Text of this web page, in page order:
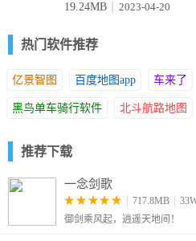
19.24MB 2023-04-20
热门软件推荐
亿景智图 百度地图app 车来了
黑鸟单车骑行软件 北斗航路地图
推荐下载
一念剑歌
717.8MB
御剑乘风起，逍遥天地间！